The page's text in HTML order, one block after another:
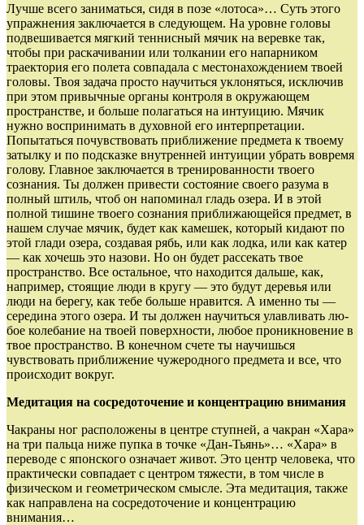
Лучше всего заниматься, сидя в позе «лото­са»… Суть этого
упражнения заключается в сле­дующем. На уровне головы
подвешивается мягкий теннисный мячик на веревке так,
чтобы при раскачивании или толкании его напарником
траектория его полета совпадала с место­нахож­дением твоей
головы. Твоя задача просто научиться уклоняться, исключив
при этом привычные органы контроля в окружающем
пространстве, и больше полагаться на интуицию. Мячик
нужно воспри­нимать в духовной его интерпретации.
Попытаться почувствовать приближение предмета к твоему
затыл­ку и по подсказке внутренней интуиции убрать вовремя
голову. Главное заключается в тре­нированности твоего
сознания. Ты должен при­вести состояние своего разума в
полный штиль, чтоб он напоминал гладь озера. И в этой
полной тишине тво­его сознания приближающейся предмет, в
нашем случае мячик, будет как камешек, который кидают по
этой глади озера, создавая рябь, или как лодка, или как катер
— как хочешь это назови. Но он будет рассекать твое
пространство. Все остальное, что находится дальше, как,
например, стоящие люди в кругу — это будут деревья или
люди на берегу, как тебе больше нравится. А именно ты —
середина этого озера. И ты должен научиться улавливать лю­
бое колебание на твоей повер­хности, любое проникновение в
твое пространство. В конечном счете ты научишься
чувствовать при­ближение чуже­родного предмета и все, что
про­исходит вокруг.
Медитация на сосредоточение и концентрацию внимания
Чакраны ног расположены в центре ступней, а чакран «Хара»
на три пальца ниже пупка в точке «Дан-Тьянь»… «Хара» в
переводе с японского означает живот. Это центр человека, что
практически совпа­дает с центром тяжести, в том числе в
физическом и геометрическом смысле. Эта медитация, также
как направлена на сосредоточение и концентрацию
внимания…